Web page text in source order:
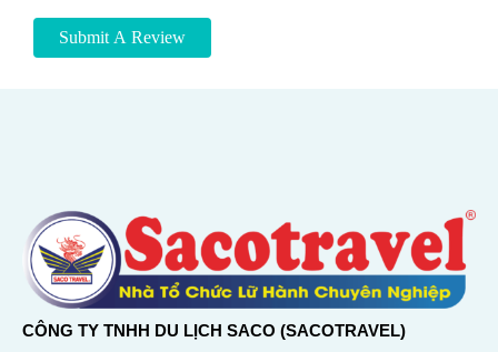
CÔNG TY TNHH DU LỊCH SACO (SACOTRAVEL)